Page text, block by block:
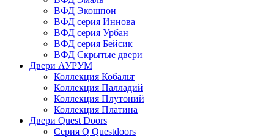
ВФД Экошпон
ВФД серия Иннова
ВФД серия Урбан
ВФД серия Бейсик
ВФД Скрытые двери
Двери АУРУМ
Коллекция Кобальт
Коллекция Палладий
Коллекция Плутоний
Коллекция Платина
Двери Quest Doors
Серия Q Questdoors